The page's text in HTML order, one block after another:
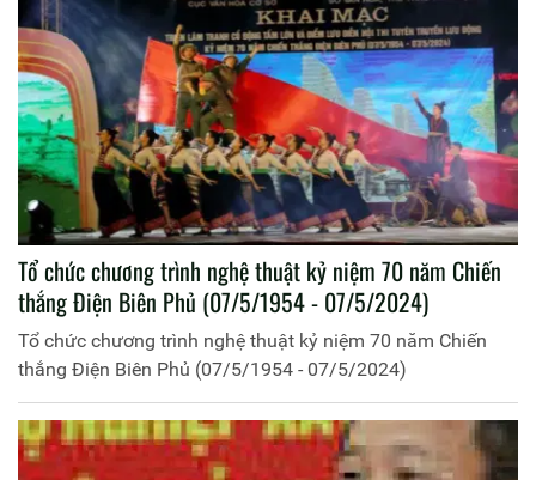
Tổ chức chương trình nghệ thuật kỷ niệm 70 năm Chiến
thắng Điện Biên Phủ (07/5/1954 - 07/5/2024)
Tổ chức chương trình nghệ thuật kỷ niệm 70 năm Chiến
thắng Điện Biên Phủ (07/5/1954 - 07/5/2024)